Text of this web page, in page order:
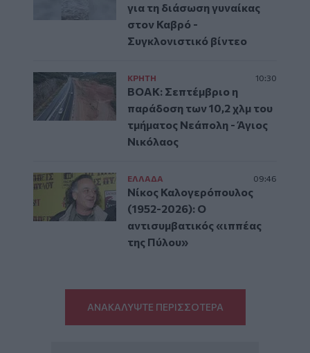
για τη διάσωση γυναίκας
στον Καβρό -
Συγκλονιστικό βίντεο
ΚΡΗΤΗ 10:30
ΒΟΑΚ: Σεπτέμβριο η
παράδοση των 10,2 χλμ του
τμήματος Νεάπολη - Άγιος
Νικόλαος
ΕΛΛAΔΑ 09:46
Νίκος Καλογερόπουλος
(1952-2026): O
αντισυμβατικός «ιππέας
της Πύλου»
ΑΝΑΚΑΛΥΨΤΕ ΠΕΡΙΣΣΟΤΕΡΑ